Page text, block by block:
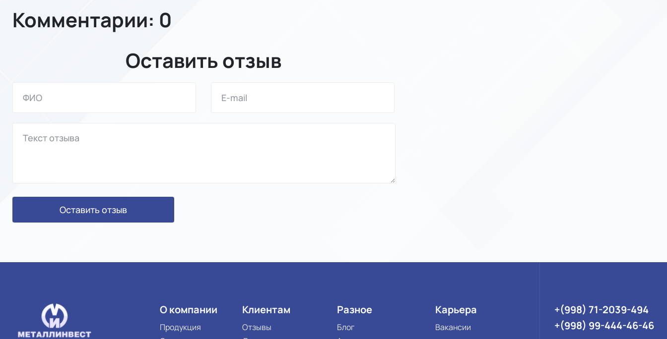
Комментарии: 0
Оставить отзыв
Оставить отзыв
О компании
Продукция
Клиентам
Отзывы
Разное
Блог
Карьера
Вакансии
+(998) 71-2039-494
+(998) 99-444-46-46